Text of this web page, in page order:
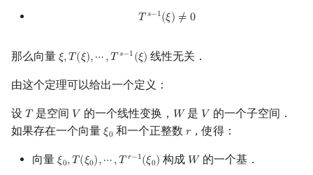
𝑇 𝑠−1(𝜉) ≠ 0
Ts−1(ξ) ≠0
那么向量 𝜉,𝑇 (𝜉),⋯,𝑇 𝑠−1(𝜉)
ξ,T(ξ),⋯,T s−1( ) 线性无关．
由这个定理可以给出一个定义：
设 𝑇
T 是空间 𝑉
V 的一个线性变换， 𝑊
W是 𝑉
V 的一个子空间．
如果存在一个向量 𝜉0
ξ0和一个正整数 𝑟
r ，使得：
向量 𝜉0,𝑇 (𝜉0),⋯,𝑇 𝑟−1(𝜉0)
ξ0,T(ξ0),⋯,Tr−1 0) 构成 𝑊
W 的一个基．